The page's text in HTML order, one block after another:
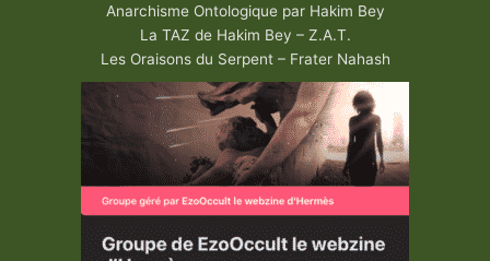
Anarchisme Ontologique par Hakim Bey
La TAZ de Hakim Bey – Z.A.T.
Les Oraisons du Serpent – Frater Nahash